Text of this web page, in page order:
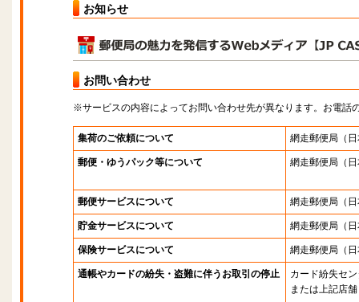
お知らせ
お問い合わせ
※サービスの内容によってお問い合わせ先が異なります。お電話
集荷のご依頼について 網走郵便局 （
郵便・ゆうパック等について 網走郵便局 （
郵便サービスについて 網走郵便局 （
貯金サービスについて 網走郵便局 （
保険サービスについて 網走郵便局 （
通帳やカードの紛失・盗難に伴うお取引の停止
カード紛失セ
または上記店舗